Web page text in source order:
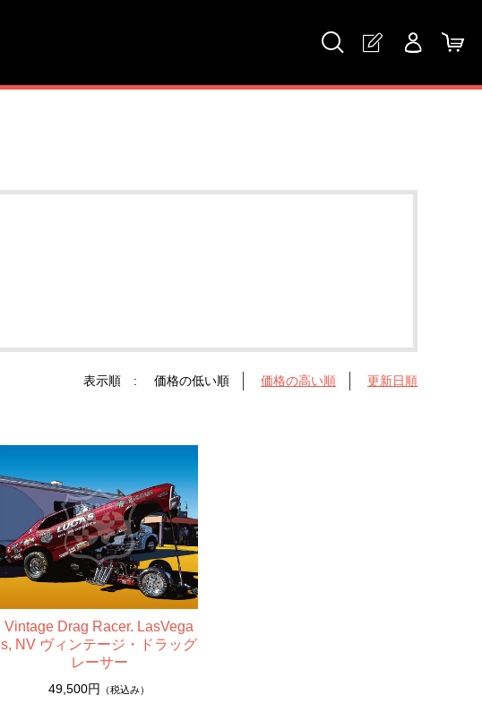
表示順 : 価格の低い順 価格の高い順 更新日順
Vintage Drag Racer. LasVega
s, NV ヴィンテージ・ドラッグ
レーサー
49,500円 （税込み）